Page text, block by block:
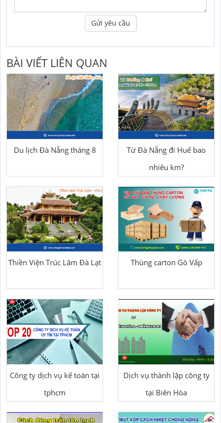
Gửi yêu cầu
BÀI VIẾT LIÊN QUAN
Du lịch Đà Nẵng tháng 8
Từ Đà Nẵng đi Huế bao
nhiêu km?
Thiền Viện Trúc Lâm Đà Lạt Thùng carton Gò Vấp
Công ty dịch vụ kế toán tại
tphcm
Dịch vụ thành lập công ty
tại Biên Hòa